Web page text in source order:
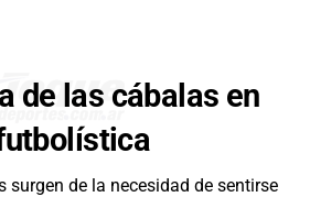
de las cábalas en
surgen de la necesidad de sentirse